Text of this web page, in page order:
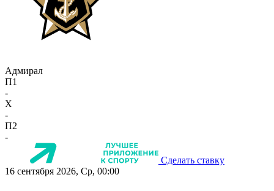
Адмирал
П1
-
X
-
П2
-
Сделать ставку
16 сентября 2026, Ср, 00:00